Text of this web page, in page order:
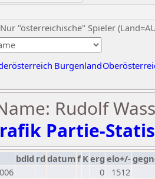
Nur "österreichische" Spieler
Burgenland
Rudolf
Partie-
bdld rd datumf Kerg elo+/-
0
1512